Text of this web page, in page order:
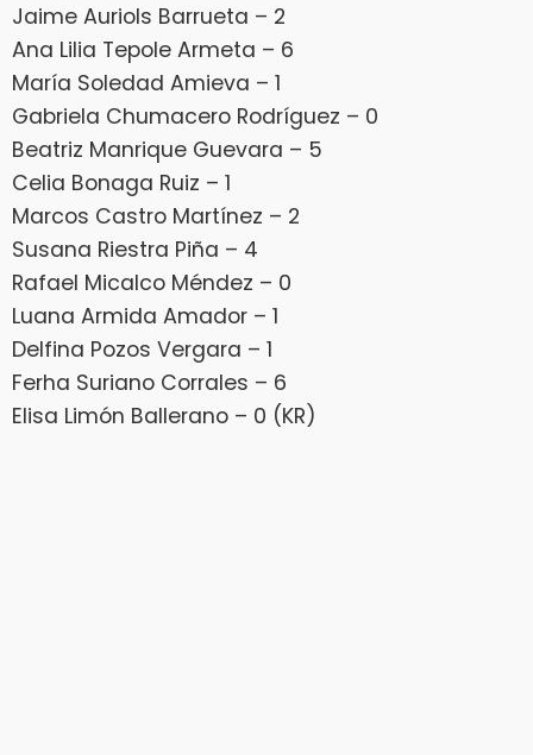
Jaime Auriols Barrueta – 2
Ana Lilia Tepole Armeta – 6
María Soledad Amieva – 1
Gabriela Chumacero Rodríguez – 0
Beatriz Manrique Guevara – 5
Celia Bonaga Ruiz – 1
Marcos Castro Martínez – 2
Susana Riestra Piña – 4
Rafael Micalco Méndez – 0
Luana Armida Amador – 1
Delfina Pozos Vergara – 1
Ferha Suriano Corrales – 6
Elisa Limón Ballerano – 0 (KR)